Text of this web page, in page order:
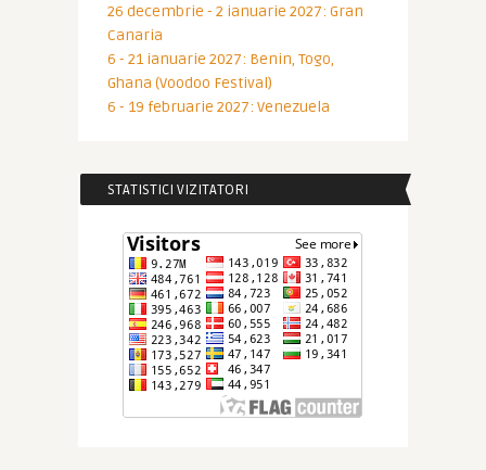
26 decembrie - 2 ianuarie 2027: Gran
Canaria
6 - 21 ianuarie 2027: Benin, Togo,
Ghana (Voodoo Festival)
6 - 19 februarie 2027: Venezuela
STATISTICI VIZITATORI